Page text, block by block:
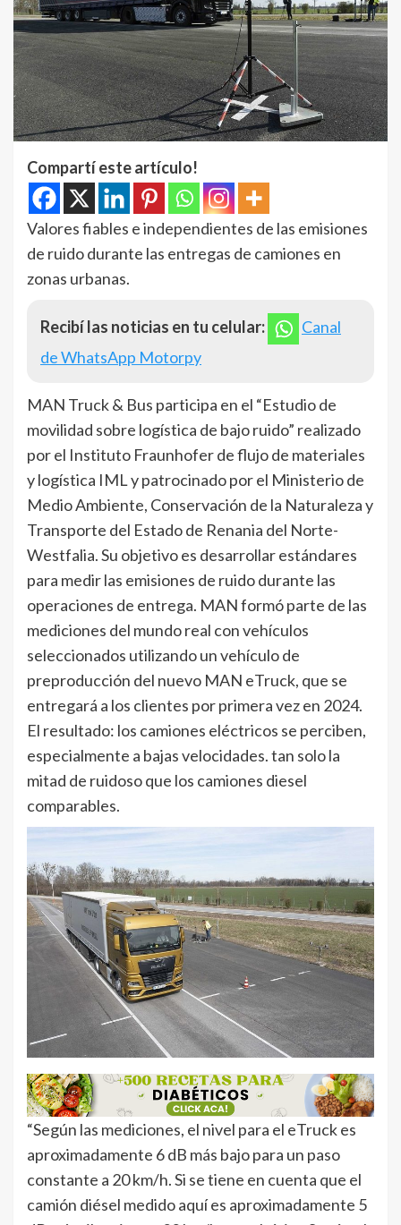
Compartí este artículo!
Valores fiables e independientes de las emisiones
de ruido durante las entregas de camiones en
zonas urbanas.
Recibí las noticias en tu celular:
Canal
de WhatsApp Motorpy
MAN Truck & Bus participa en el “Estudio de
movilidad sobre logística de bajo ruido” realizado
por el Instituto Fraunhofer de flujo de materiales
y logística IML y patrocinado por el Ministerio de
Medio Ambiente, Conservación de la Naturaleza y
Transporte del Estado de Renania del Norte-
Westfalia. Su objetivo es desarrollar estándares
para medir las emisiones de ruido durante las
operaciones de entrega. MAN formó parte de las
mediciones del mundo real con vehículos
seleccionados utilizando un vehículo de
preproducción del nuevo MAN eTruck, que se
entregará a los clientes por primera vez en 2024.
El resultado: los camiones eléctricos se perciben,
especialmente a bajas velocidades. tan solo la
mitad de ruidoso que los camiones diesel
comparables.
“Según las mediciones, el nivel para el eTruck es
aproximadamente 6 dB más bajo para un paso
constante a 20 km/h. Si se tiene en cuenta que el
camión diésel medido aquí es aproximadamente 5